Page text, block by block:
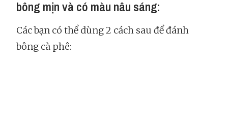
bông mịn và có màu nâu sáng:
Các bạn có thể dùng 2 cách sau để đánh
bông cà phê: